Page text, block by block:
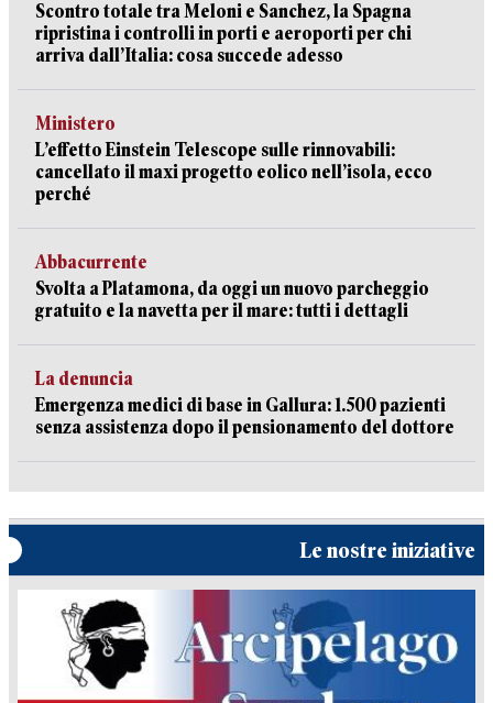
Scontro totale tra Meloni e Sanchez, la Spagna
ripristina i controlli in porti e aeroporti per chi
arriva dall’Italia: cosa succede adesso
Ministero
L’effetto Einstein Telescope sulle rinnovabili:
cancellato il maxi progetto eolico nell’isola, ecco
perché
Abbacurrente
Svolta a Platamona, da oggi un nuovo parcheggio
gratuito e la navetta per il mare: tutti i dettagli
La denuncia
Emergenza medici di base in Gallura: 1.500 pazienti
senza assistenza dopo il pensionamento del dottore
Le nostre iniziative